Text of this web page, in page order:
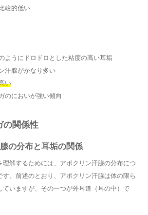
較的低い
ようにドロドロとした粘度の高い耳垢
汗腺がかなり多い
い
のにおいが強い傾向
の関係性
の分布と耳垢の関係
理解するためには、アポクリン汗腺の分布につ
す。前述のとおり、アポクリン汗腺は体の限ら
ていますが、その一つが外耳道（耳の中）で